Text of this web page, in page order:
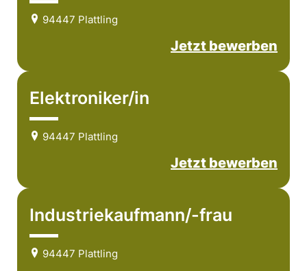
94447 Plattling
Jetzt bewerben
Elektroniker/in
94447 Plattling
Jetzt bewerben
Industriekaufmann/-frau
94447 Plattling